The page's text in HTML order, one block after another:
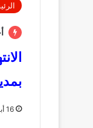
16 أبريل، 2026